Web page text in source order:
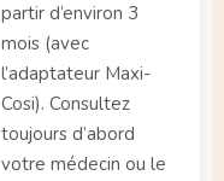
partir d’environ 3
mois (avec
l’adaptateur Maxi-
Cosi). Consultez
toujours d’abord
votre médecin ou le